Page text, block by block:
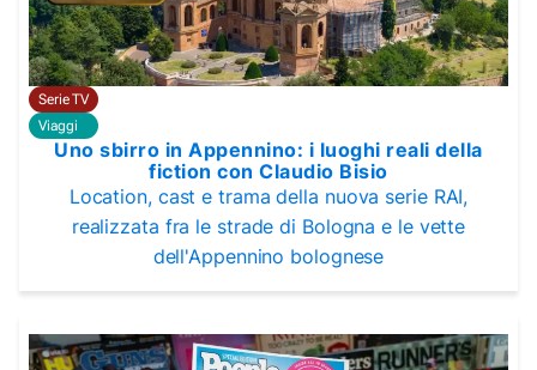
Serie TV
Viaggi
Uno sbirro in Appennino: i luoghi reali della
fiction con Claudio Bisio
Location, cast e trama della nuova serie RAI,
realizzata fra le strade di Bologna e le vette
dell'Appennino bolognese